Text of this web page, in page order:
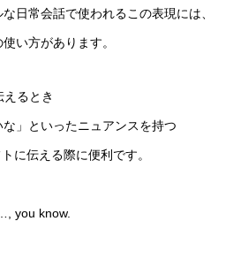
日常会話で使われるこの表現には、
い方があります。
えるとき
」といったニュアンスを持つ
に伝える際に便利です。
you know.